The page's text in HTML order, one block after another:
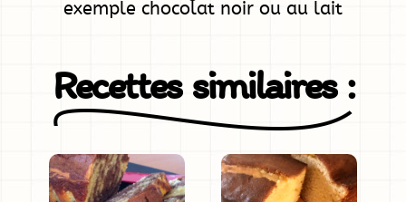
exemple chocolat noir ou au lait
Recettes similaires :